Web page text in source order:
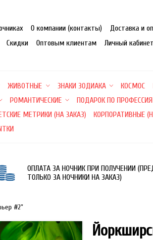
О компании (контакты)
Доставка и
Скидки Оптовым клиентам Личный кабинет
ЖИВОТНЫЕ ЗНАКИ ЗОДИАКА КОСМОС
РОМАНТИЧЕСКИЕ ПОДАРОК ПО
МЕТРИКИ (НА ЗАКАЗ) КОРПОРАТИВНЫЕ
ОПЛАТА ЗА НОЧНИК ПРИ ПОЛУЧЕНИИ
ТОЛЬКО ЗА НОЧНИКИ НА ЗАКАЗ)
#2"